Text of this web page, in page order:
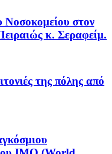
Νοσοκομείου στον
κ. Σεραφείμ.
της πόλης από